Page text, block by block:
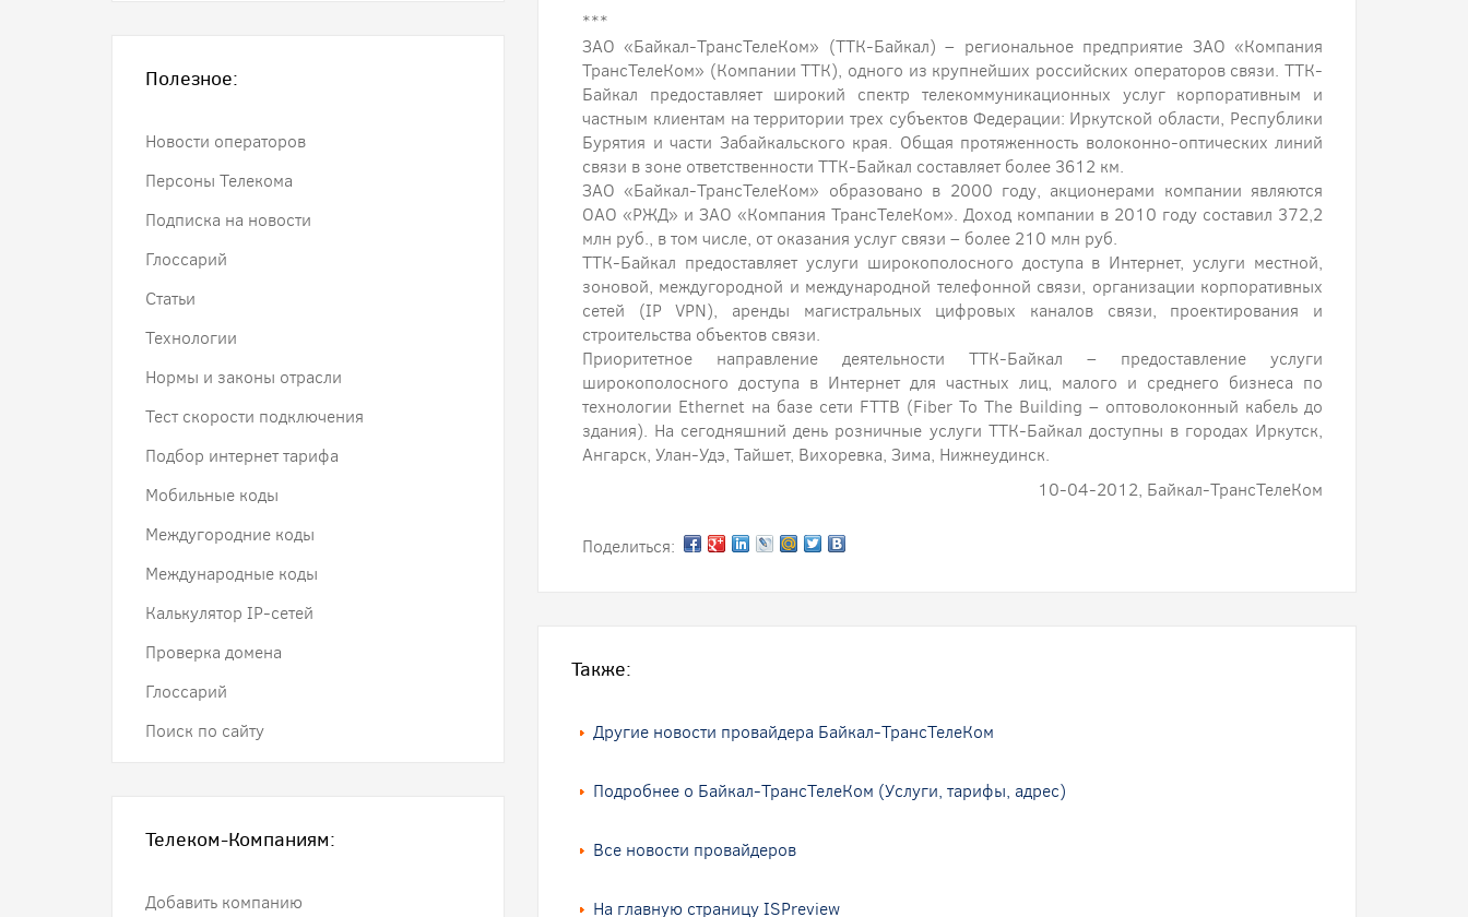
***
ЗАО «Байкал-ТрансТелеКом» (ТТК-Байкал) – региональное предприятие ЗАО «Компания
ТрансТелеКом» (Компании ТТК), одного из крупнейших российских операторов связи. ТТК-
Байкал предоставляет широкий спектр телекоммуникационных услуг корпоративным и
частным клиентам на территории трех субъектов Федерации: Иркутской области, Республики
Бурятия и части Забайкальского края. Общая протяженность волоконно-оптических линий
связи в зоне ответственности ТТК-Байкал составляет более 3612 км.
ЗАО «Байкал-ТрансТелеКом» образовано в 2000 году, акционерами компании являются
ОАО «РЖД» и ЗАО «Компания ТрансТелеКом». Доход компании в 2010 году составил 372,2
млн руб., в том числе, от оказания услуг связи – более 210 млн руб.
ТТК-Байкал предоставляет услуги широкополосного доступа в Интернет, услуги местной,
зоновой, междугородной и международной телефонной связи, организации корпоративных
сетей (IP VPN), аренды магистральных цифровых каналов связи, проектирования и
строительства объектов связи.
Приоритетное направление деятельности ТТК-Байкал – предоставление услуги
широкополосного доступа в Интернет для частных лиц, малого и среднего бизнеса по
технологии Ethernet на базе сети FTTB (Fiber To The Building – оптоволоконный кабель до
здания). На сегодняшний день розничные услуги ТТК-Байкал доступны в городах Иркутск,
Ангарск, Улан-Удэ, Тайшет, Вихоревка, Зима, Нижнеудинск.
10-04-2012, Байкал-ТрансТелеКом
Поделиться:
Также:
Другие новости провайдера Байкал-ТрансТелеКом
Подробнее о Байкал-ТрансТелеКом (Услуги, тарифы, адрес)
Все новости провайдеров
На главную страницу ISPreview
Полезное:
Новости операторов
Персоны Телекома
Подписка на новости
Глоссарий
Статьи
Технологии
Нормы и законы отрасли
Тест скорости подключения
Подбор интернет тарифа
Мобильные коды
Междугородние коды
Международные коды
Калькулятор IP-сетей
Проверка домена
Глоссарий
Поиск по сайту
Телеком-Компаниям:
Добавить компанию